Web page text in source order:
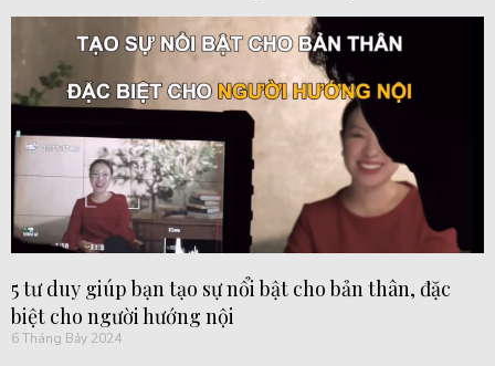
5 tư duy giúp bạn tạo sự nổi bật cho bản thân, đặc
biệt cho người hướng nội
6 Tháng Bảy 2024